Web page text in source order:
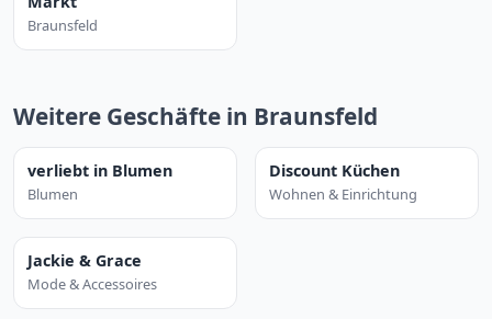
Braunsfeld
Weitere Geschäfte in Braunsfeld
verliebt in Blumen
Blumen
Discount Küchen
Wohnen & Einrichtung
Jackie & Grace
Mode & Accessoires